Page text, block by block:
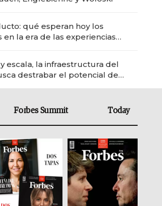
qué esperan hoy los
la era de las experiencias
escala, la infraestructura del
destrabar el potencial de
Forbes Summit Today